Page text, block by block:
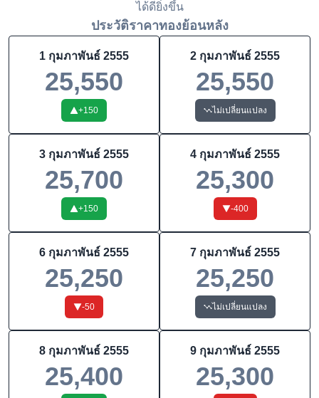
ได้ดียิ่งขึ้น
ประวัติราคาทองย้อนหลัง
1 กุมภาพันธ์ 2555
25,550
+150
2 กุมภาพันธ์ 2555
25,550
ไม่เปลี่ยนแปลง
3 กุมภาพันธ์ 2555
25,700
+150
4 กุมภาพันธ์ 2555
25,300
-400
6 กุมภาพันธ์ 2555
25,250
-50
7 กุมภาพันธ์ 2555
25,250
ไม่เปลี่ยนแปลง
8 กุมภาพันธ์ 2555
25,400
9 กุมภาพันธ์ 2555
25,300